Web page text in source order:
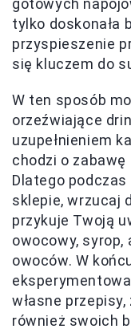
gotowych
tylko doskonała
przyspieszenie
się kluczem do
W ten sposób
orzeźwiające
uzupełnieniem
chodzi o
Dlatego
sklepie, wrzucaj
przykuje Twoją
owocowy, syrop,
owoców. W
własne
również swoich